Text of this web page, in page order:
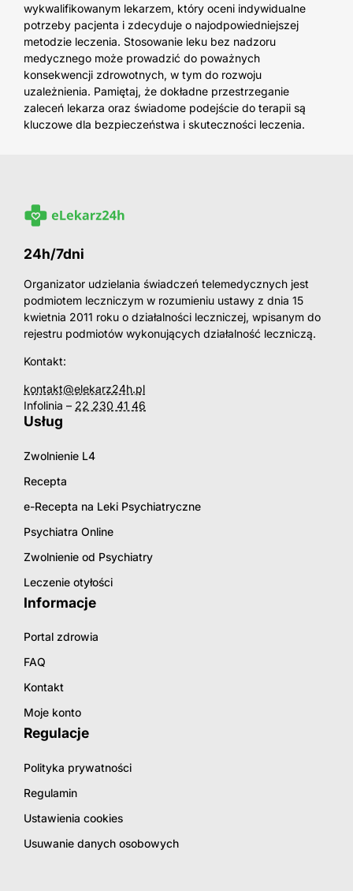
wykwalifikowanym lekarzem, który oceni indywidualne
potrzeby pacjenta i zdecyduje o najodpowiedniejszej
metodzie leczenia. Stosowanie leku bez nadzoru
medycznego może prowadzić do poważnych
konsekwencji zdrowotnych, w tym do rozwoju
uzależnienia. Pamiętaj, że dokładne przestrzeganie
zaleceń lekarza oraz świadome podejście do terapii są
kluczowe dla bezpieczeństwa i skuteczności leczenia.
24h/7dni
Organizator udzielania świadczeń telemedycznych jest
podmiotem leczniczym w rozumieniu ustawy z dnia 15
kwietnia 2011 roku o działalności leczniczej, wpisanym do
rejestru podmiotów wykonujących działalność leczniczą.
Kontakt:
kontakt@elekarz24h.pl
Infolinia – 22 230 41 46
Usług
Zwolnienie L4
Recepta
e-Recepta na Leki Psychiatryczne
Psychiatra Online
Zwolnienie od Psychiatry
Leczenie otyłości
Informacje
Portal zdrowia
FAQ
Kontakt
Moje konto
Regulacje
Polityka prywatności
Regulamin
Ustawienia cookies
Usuwanie danych osobowych